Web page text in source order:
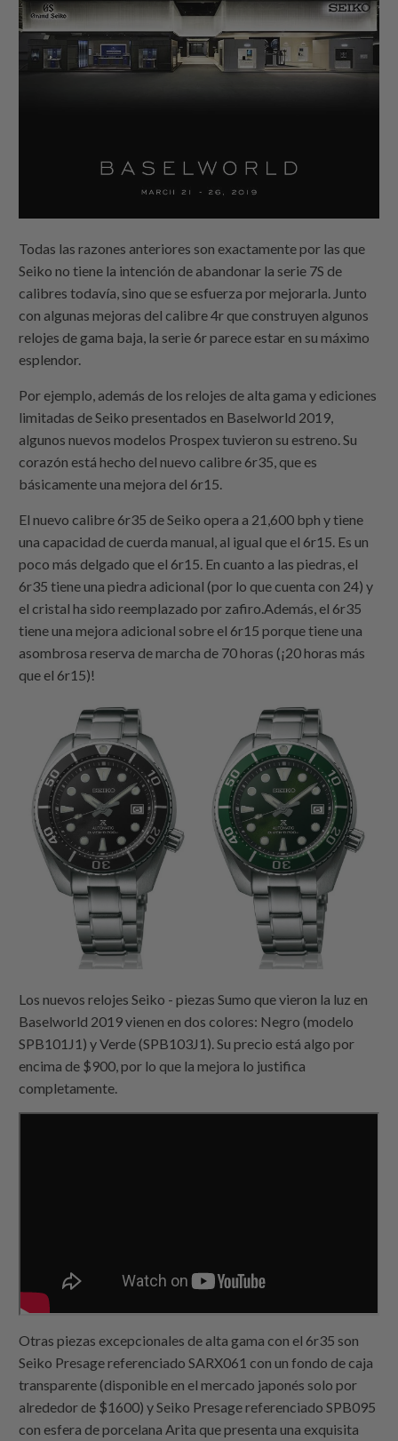
Todas las razones anteriores son exactamente por las que
Seiko no tiene la intención de abandonar la serie 7S de
calibres todavía, sino que se esfuerza por mejorarla. Junto
con algunas mejoras del calibre 4r que construyen algunos
relojes de gama baja, la serie 6r parece estar en su máximo
esplendor.
Por ejemplo, además de los relojes de alta gama y ediciones
limitadas de Seiko presentados en Baselworld 2019,
algunos nuevos modelos Prospex tuvieron su estreno. Su
corazón está hecho del nuevo calibre 6r35, que es
básicamente una mejora del 6r15.
El nuevo calibre 6r35 de Seiko opera a 21,600 bph y tiene
una capacidad de cuerda manual, al igual que el 6r15. Es un
poco más delgado que el 6r15. En cuanto a las piedras, el
6r35 tiene una piedra adicional (por lo que cuenta con 24) y
el cristal ha sido reemplazado por zafiro.Además, el 6r35
tiene una mejora adicional sobre el 6r15 porque tiene una
asombrosa reserva de marcha de 70 horas (¡20 horas más
que el 6r15)!
Los nuevos relojes Seiko - piezas Sumo que vieron la luz en
Baselworld 2019 vienen en dos colores: Negro (modelo
SPB101J1) y Verde (SPB103J1). Su precio está algo por
encima de $900, por lo que la mejora lo justifica
completamente.
Otras piezas excepcionales de alta gama con el 6r35 son
Seiko Presage referenciado SARX061 con un fondo de caja
transparente (disponible en el mercado japonés solo por
alrededor de $1600) y Seiko Presage referenciado SPB095
con esfera de porcelana Arita que presenta una exquisita